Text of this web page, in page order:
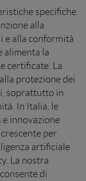
specifiche.
alla
e alla conformità
alimenta la
certificate. La
protezione dei
soprattutto in
In Italia, le
e innovazione
per
artificiale
La nostra
di